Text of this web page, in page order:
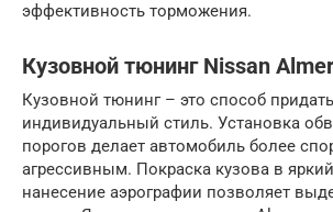
эффективность торможения.
Кузовной тюнинг Nissan
Кузовной тюнинг – это способ
индивидуальный стиль. Установка
порогов делает автомобиль более
агрессивным. Покраска кузова в
нанесение аэрографии позволяет